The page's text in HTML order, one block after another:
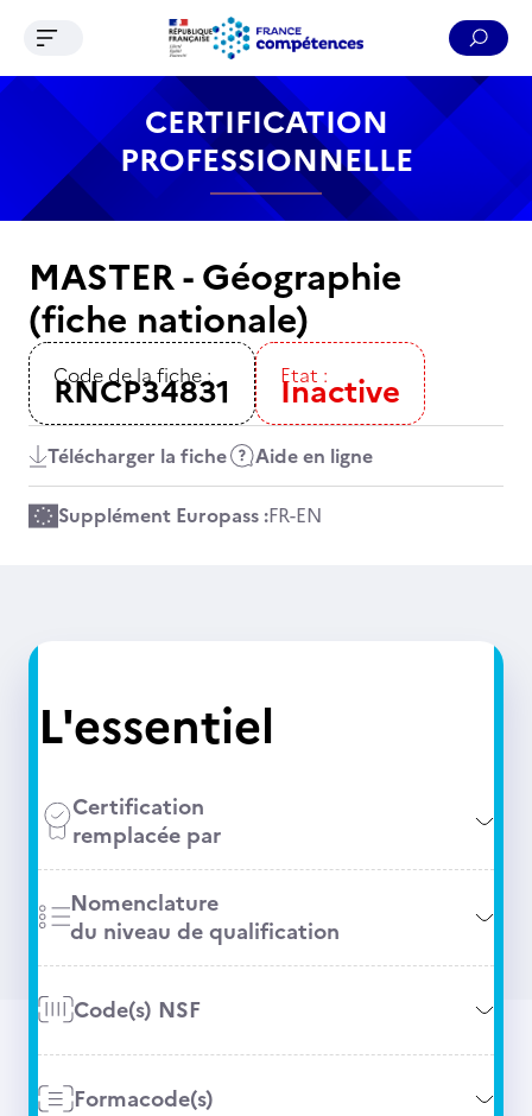
Contenu Recherche Menu Pied de page
Ouvrir le menu de navigation
CERTIFICATION
PROFESSIONNELLE
MASTER - Géographie
(fiche nationale)
Code de la fiche :
RNCP34831 Etat :
Inactive
Télécharger la fiche Aide en ligne
Supplément Europass :FR-EN
L'essentiel
Certification
remplacée par
Nomenclature
du niveau de qualification
Code(s) NSF
Formacode(s)